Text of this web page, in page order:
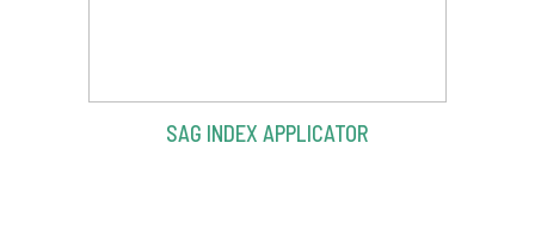
SAG INDEX APPLICATOR